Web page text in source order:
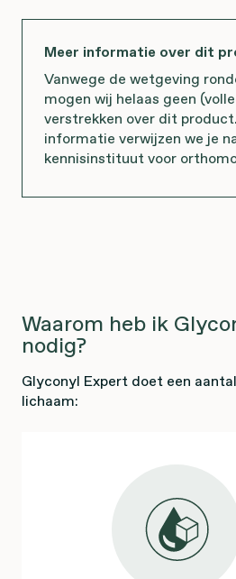
Meer informatie over dit
Vanwege de wetgeving
mogen wij helaas geen
verstrekken over dit
informatie verwijzen we je
kennisinstituut voor
Waarom heb ik
nodig?
Glyconyl Expert doet een
lichaam: